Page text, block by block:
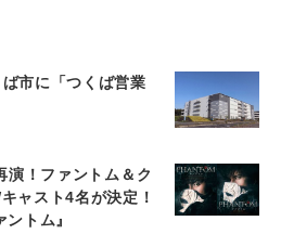
市に「つくば営業
演！ファントム＆ク
ャスト4名が決定！
トム』